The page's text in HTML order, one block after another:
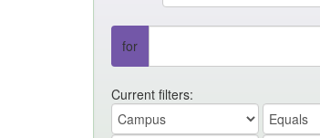
for
Current filters: